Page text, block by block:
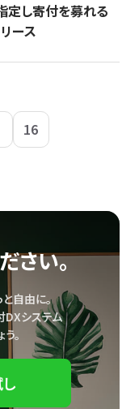
定し寄付を募れる
ース
16
さい。
自由に。
DXシステム
。